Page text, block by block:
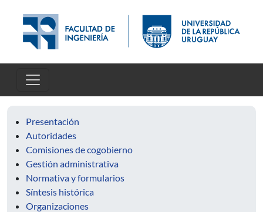
Presentación
Autoridades
Comisiones de cogobierno
Gestión administrativa
Normativa y formularios
Síntesis histórica
Organizaciones